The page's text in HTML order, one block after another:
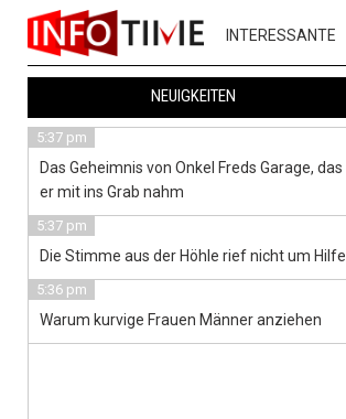
INTERESSANTE
NEUIGKEITEN
5:37 pm
Das Geheimnis von Onkel Freds Garage, das
er mit ins Grab nahm
5:37 pm
Die Stimme aus der Höhle rief nicht um Hilfe
5:36 pm
Warum kurvige Frauen Männer anziehen